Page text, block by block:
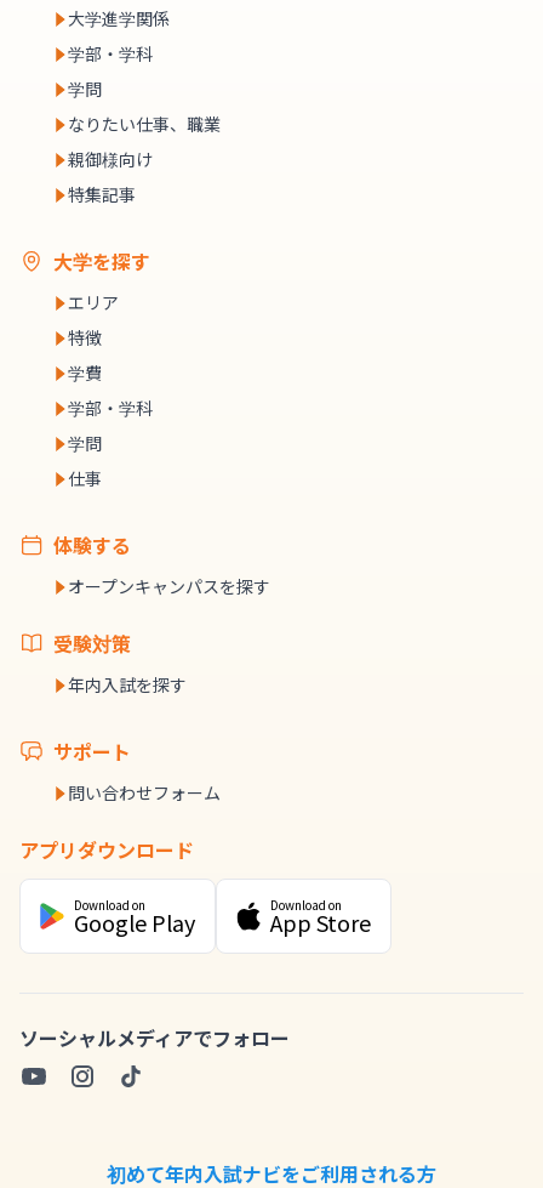
大学進学関係
学部・学科
学問
なりたい仕事、職業
親御様向け
特集記事
大学を探す
エリア
特徴
学費
学部・学科
学問
仕事
体験する
オープンキャンパスを探す
受験対策
年内入試を探す
サポート
問い合わせフォーム
アプリダウンロード
Download on
Google Play
Download on
App Store
ソーシャルメディアでフォロー
初めて年内入試ナビをご利用される方